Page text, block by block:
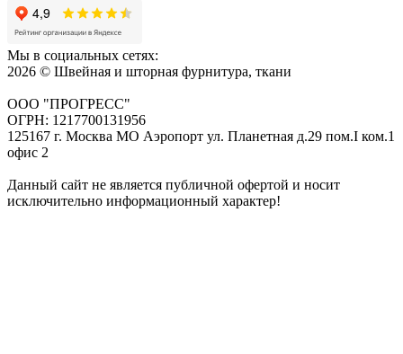
Мы в социальных сетях:
2026 © Швейная и шторная фурнитура, ткани
ООО "ПРОГРЕСС"
ОГРН: 1217700131956
125167 г. Москва МО Аэропорт ул. Планетная д.29 пом.I ком.1
офис 2
Данный сайт не является публичной офертой и носит
исключительно информационный характер!